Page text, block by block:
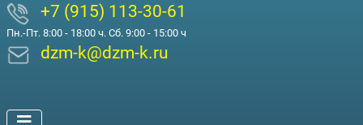
+7 (915) 113-30-61
Пн.-Пт. 8:00 - 18:00 ч. Сб. 9:00 - 15:00 ч
dzm-k@dzm-k.ru